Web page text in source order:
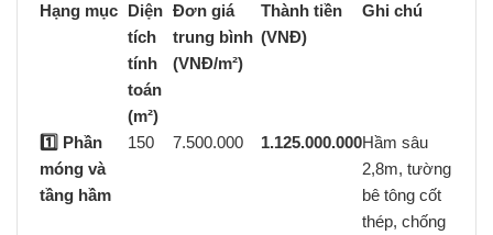
Hạng mục Diện
tích
tính
toán
(m²)
Đơn giá
trung bình
(VNĐ/m²)
Thành tiền
(VNĐ)
Ghi chú
1️⃣ Phần
móng và
tầng hầm
150 7.500.000 1.125.000.000Hầm sâu
2,8m, tường
bê tông cốt
thép, chống